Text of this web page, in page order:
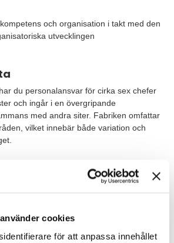
cookies
för att anpassa innehållet
och organisation i takt med den
utvecklingen
du personalansvar för cirka sex chefer
och ingår i en övergripande
med andra siter. Fabriken omfattar
vilket innebär både variation och
Som en del av rekryteringsprocessen